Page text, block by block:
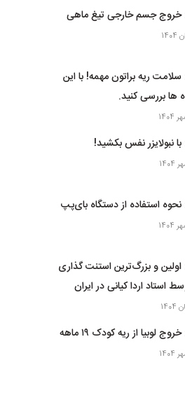
خروج جسم خارجی تیغ ماهی
سلامت ریه براتون مهمه! با این
ها بررسی کنید.
نبولایزر نفس بکشید!
نحوه استفاده از دستگاه بای‌پپ
اولین و بزرگ‌ترین استنت گذاری
استاد اردا کیانی در ایران
لوبیا از ریه کودک ۱۹ ماهه